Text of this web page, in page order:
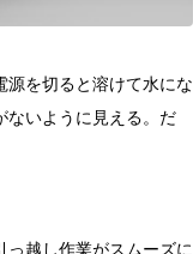
源を切ると溶けて水にな
ないように見える。だ
っ越し作業がスムーズに